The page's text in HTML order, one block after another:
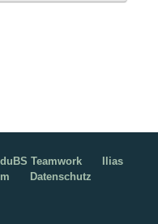
Teamwork
Ilias
Datenschutz